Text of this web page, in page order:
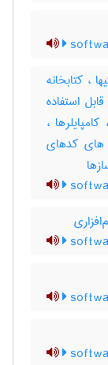
، کتابخانه
استفاده
،
های کدهای